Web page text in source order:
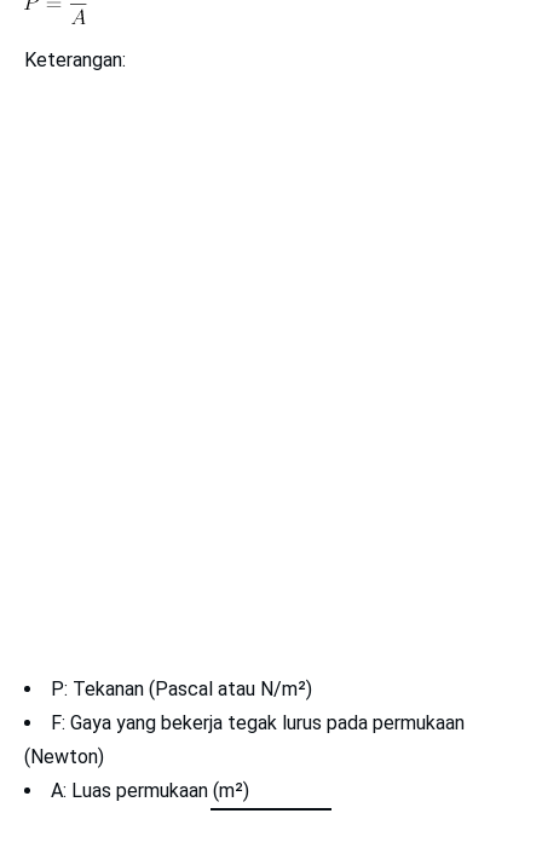
Keterangan:
P: Tekanan (Pascal atau N/m²)
F: Gaya yang bekerja tegak lurus pada permukaan
(Newton)
A: Luas permukaan (m²)